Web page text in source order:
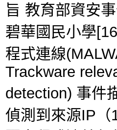
旨 教育部資安
碧華國民小學
程式連線
Trackware
detection) 事件
偵測到來源IP（